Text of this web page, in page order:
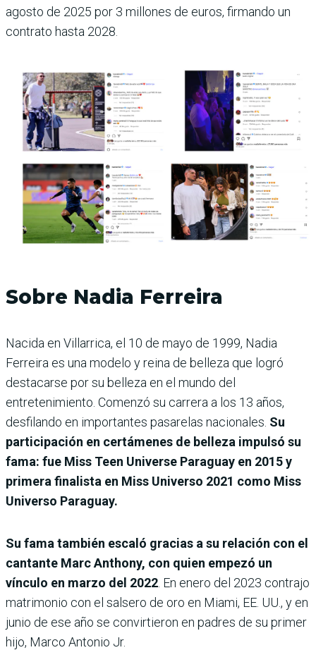
agosto de 2025 por 3 millones de euros, firmando un
contrato hasta 2028.
Sobre Nadia Ferreira
Nacida en Villarrica, el 10 de mayo de 1999, Nadia
Ferreira es una modelo y reina de belleza que logró
destacarse por su belleza en el mundo del
entretenimiento. Comenzó su carrera a los 13 años,
desfilando en importantes pasarelas nacionales. Su
participación en certámenes de belleza impulsó su
fama: fue Miss Teen Universe Paraguay en 2015 y
primera finalista en Miss Universo 2021 como Miss
Universo Paraguay.
Su fama también escaló gracias a su relación con el
cantante Marc Anthony, con quien empezó un
vínculo en marzo del 2022 . En enero del 2023 contrajo
matrimonio con el salsero de oro en Miami, EE. UU., y en
junio de ese año se convirtieron en padres de su primer
hijo, Marco Antonio Jr.